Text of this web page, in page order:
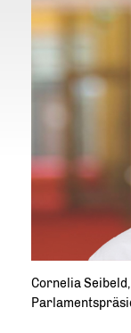
Cornelia